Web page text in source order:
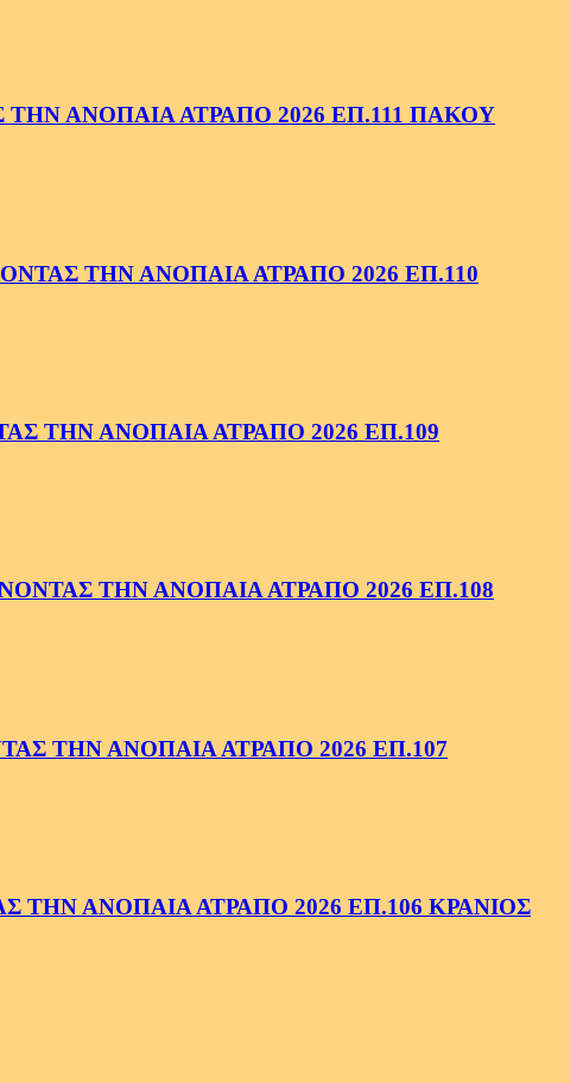
ΑΝΟΠΑΙΑ ΑΤΡΑΠΟ 2026 ΕΠ.111 ΠΑΚΟΥ
ΤΗΝ ΑΝΟΠΑΙΑ ΑΤΡΑΠΟ 2026 ΕΠ.110
ΤΗΝ ΑΝΟΠΑΙΑ ΑΤΡΑΠΟ 2026 ΕΠ.109
ΤΗΝ ΑΝΟΠΑΙΑ ΑΤΡΑΠΟ 2026 ΕΠ.108
ΤΗΝ ΑΝΟΠΑΙΑ ΑΤΡΑΠΟ 2026 ΕΠ.107
ΑΝΟΠΑΙΑ ΑΤΡΑΠΟ 2026 ΕΠ.106 ΚΡΑΝΙΟΣ